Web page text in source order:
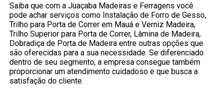
Saiba que com a Juaçaba Madeiras e Ferragens você
pode achar serviços como Instalação de Forro de Gesso,
Trilho para Porta de Correr em Mauá e Verniz Madeira,
Trilho Superior para Porta de Correr, Lâmina de Madeira,
Dobradiça de Porta de Madeira entre outras opções que
são oferecidas para a sua necessidade. Se diferenciado
dentro de seu segmento, a empresa consegue também
proporcionar um atendimento cuidadoso e que busca a
satisfação do cliente.